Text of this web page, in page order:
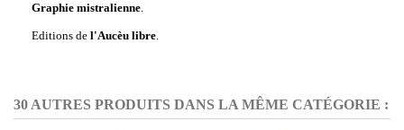
Graphie mistralienne.
Editions de l'Aucèu libre.
30 AUTRES PRODUITS DANS LA MÊME CATÉGORIE :